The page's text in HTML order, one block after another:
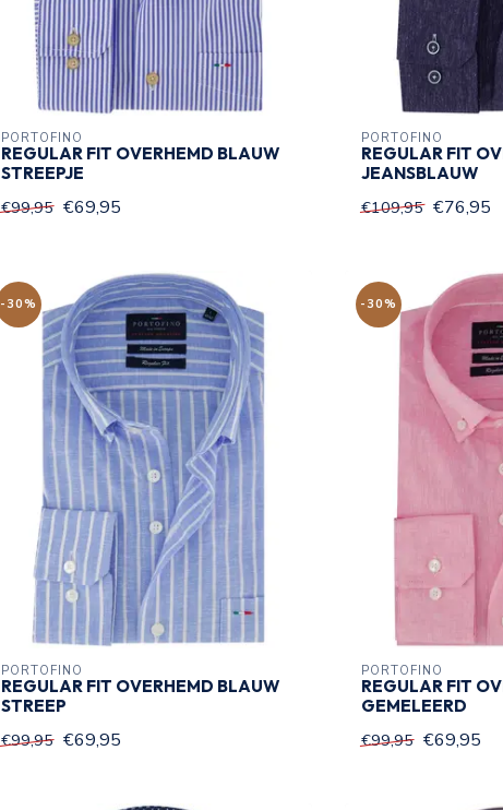
PORTOFINO
REGULAR FIT OVERHEMD BLAUW
STREEPJE
€99,95 €69,95
PORTOFINO
REGULAR FIT
JEANSBLAUW
€109,95 €76,95
-30%
PORTOFINO
REGULAR FIT OVERHEMD BLAUW
STREEP
€99,95 €69,95
-30%
PORTOFINO
REGULAR FIT
GEMELEERD
€99,95 €69,95